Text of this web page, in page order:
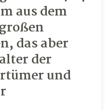
aus dem
das aber
der
und